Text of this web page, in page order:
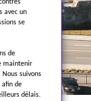
avec un
se
de
maintenir
suivons
de
délais.